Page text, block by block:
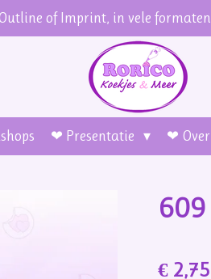
of Imprint, in vele
❤ Presentatie ❤
€ 2,75